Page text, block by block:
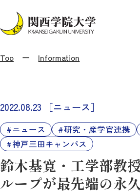
Top Information
2022.08.23 ［ニュース］
ニュース 研究・産学官連携
神戸三田キャンパス
鈴木基寛・工学部教
ループが最先端の永